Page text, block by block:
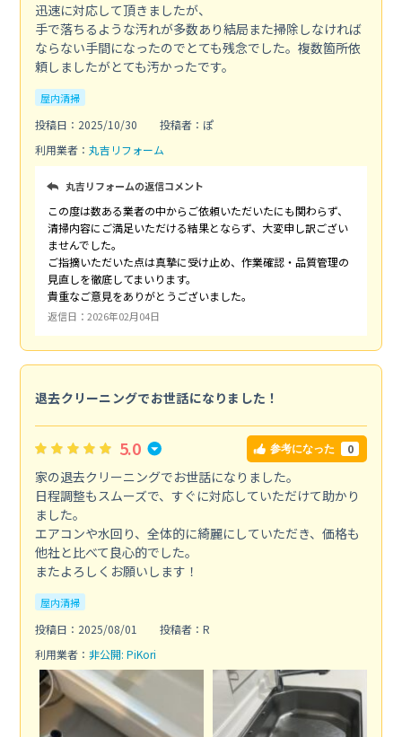
迅速に対応して頂きましたが、
手で落ちるような汚れが多数あり結局また掃除しなければ
ならない手間になったのでとても残念でした。複数箇所依
頼しましたがとても汚かったです。
屋内清掃
投稿日：2025/10/30
投稿者：ぽ
利用業者： 丸吉リフォーム
丸吉リフォームの返信コメント
この度は数ある業者の中からご依頼いただいたにも関わらず、
清掃内容にご満足いただける結果とならず、大変申し訳ござい
ませんでした。
ご指摘いただいた点は真摯に受け止め、作業確認・品質管理の
見直しを徹底してまいります。
貴重なご意見をありがとうございました。
返信日：2026年02月04日
退去クリーニングでお世話になりました！
5.0 参考になった 0
家の退去クリーニングでお世話になりました。
日程調整もスムーズで、すぐに対応していただけて助かり
ました。
エアコンや水回り、全体的に綺麗にしていただき、価格も
他社と比べて良心的でした。
またよろしくお願いします！
屋内清掃
投稿日：2025/08/01
投稿者：R
利用業者： 非公開: PiKori